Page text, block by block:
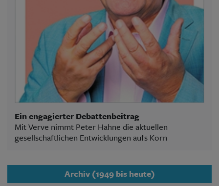
Ein engagierter Debattenbeitrag
Mit Verve nimmt Peter Hahne die aktuellen
gesellschaftlichen Entwicklungen aufs Korn
Archiv (1949 bis heute)